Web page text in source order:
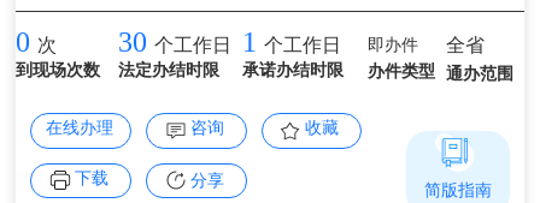
0 次
到现场次数
30 个工作日
法定办结时限
1 个工作日
承诺办结时限
即办件
办件类型
全省
通办范围
在线办理 咨询 收藏
下载 分享 简版指南